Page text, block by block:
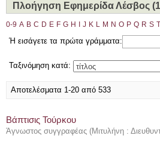
Πλοήγηση Εφημερίδα Λέσβος
0-9 A B C D E F G H J K L M N O P Q R S T
Ή εισάγετε τα πρώτα γράμματα:
Ταξινόμηση κατά:
Αποτελέσματα 1-20 από 533
Βάπτισις Τούρκου
Άγνωστος συγγραφέας (Μιτυλήνη :